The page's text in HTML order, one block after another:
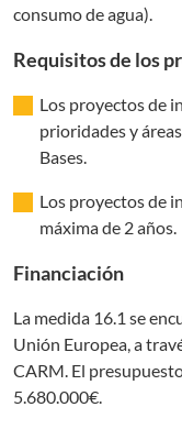
consumo de agua).
Requisitos de los
Los proyectos de
prioridades y
Bases.
Los proyectos de
máxima de 2 años.
Financiación
La medida 16.1 se
Unión Europea, a
CARM. El
5.680.000€.